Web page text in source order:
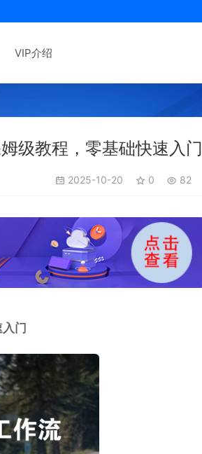
VIP介绍
级教程，零基础快速入门
2025-10-20 0 82
门